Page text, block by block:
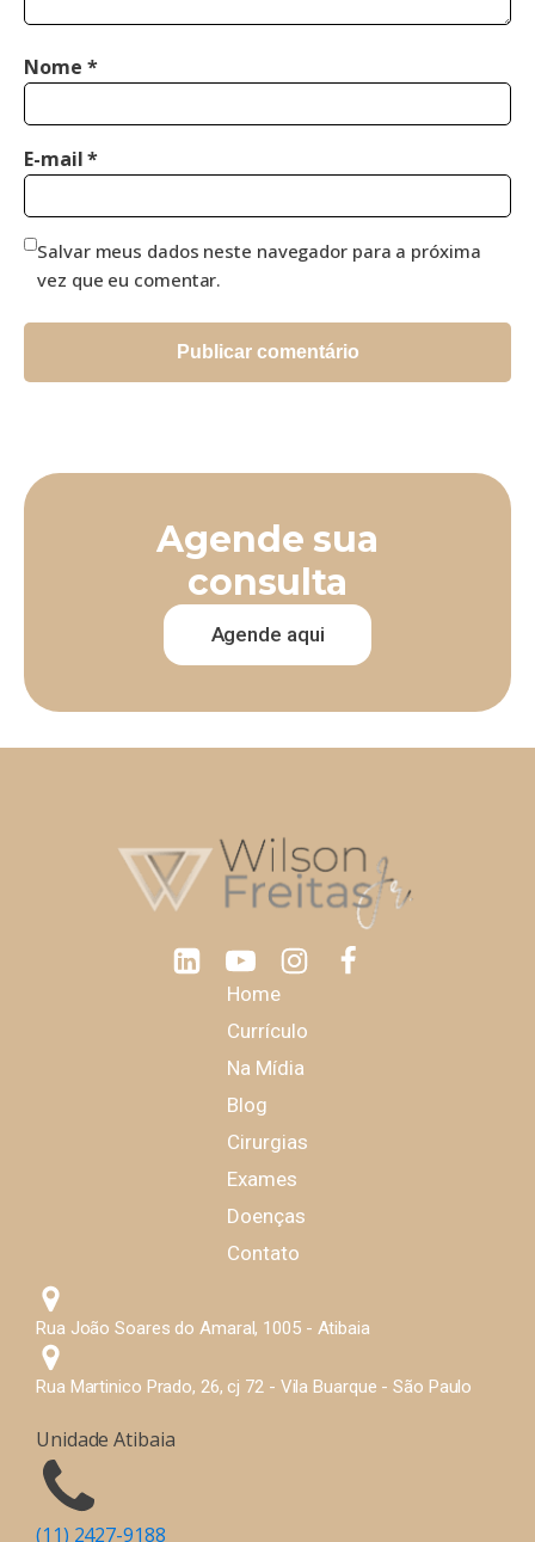
Nome *
E-mail*
Salvar meus dados neste navegador para a próxima
vez que eu comentar.
Agende sua
consulta
Agende aqui
Home
Currículo
Na Mídia
Blog
Cirurgias
Exames
Doenças
Contato
Rua João Soares do Amaral, 1005 - Atibaia
Rua Martinico Prado, 26, cj 72 - Vila Buarque - São Paulo
Unidade Atibaia
(11) 2427-9188